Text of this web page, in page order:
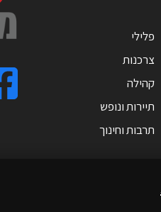
פלילי
צרכנות
קהילה
תיירות ונופש
תרבות וחינוך